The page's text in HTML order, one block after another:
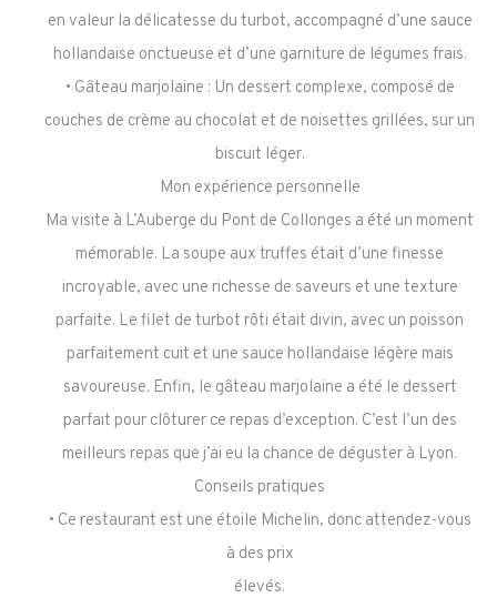
en valeur la délicatesse du turbot, accompagné d’une sauce
hollandaise onctueuse et d’une garniture de légumes frais.
• Gâteau marjolaine : Un dessert complexe, composé de
couches de crème au chocolat et de noisettes grillées, sur un
biscuit léger.
Mon expérience personnelle
Ma visite à L’Auberge du Pont de Collonges a été un moment
mémorable. La soupe aux truffes était d’une finesse
incroyable, avec une richesse de saveurs et une texture
parfaite. Le filet de turbot rôti était divin, avec un poisson
parfaitement cuit et une sauce hollandaise légère mais
savoureuse. Enfin, le gâteau marjolaine a été le dessert
parfait pour clôturer ce repas d’exception. C’est l’un des
meilleurs repas que j’ai eu la chance de déguster à Lyon.
Conseils pratiques
• Ce restaurant est une étoile Michelin, donc attendez-vous
à des prix
élevés.